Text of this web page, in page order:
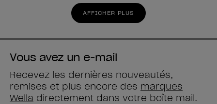
860
avis
AFFICHER PLUS
Vous avez un e-mail
Recevez les dernières nouveautés,
remises et plus encore des marques
Wella directement dans votre boîte mail.